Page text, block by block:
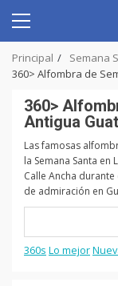
content
Primary
Principal Semana
360> Alfombra de
360>
Antigua
Las famosas
la Semana Santa en
Calle Ancha
de admiración en
360s Lo mejor